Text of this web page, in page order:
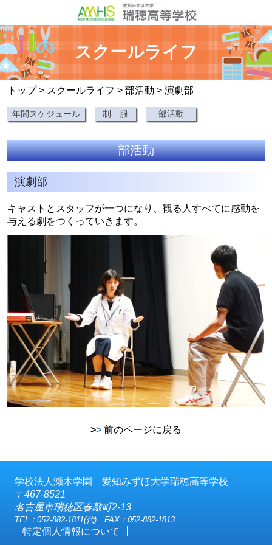
スクールライフ
トップ> スクールライフ > 部活動 > 演劇部
年間スケジュール 制 服 部活動
部活動
演劇部
キャストとスタッフが一つになり、観る人すべてに感動を
与える劇をつくっていきます。
>> 前のページに戻る
学校法人瀬木学園 愛知みずほ大学瑞穂高等学校
〒467-8521
名古屋市瑞穂区春敲町2-13
TEL：052-882-1811(代) FAX：052-882-1813
特定個人情報について